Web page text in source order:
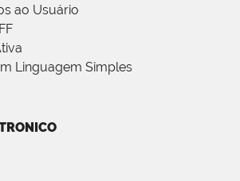
ao Usuário
Linguagem Simples